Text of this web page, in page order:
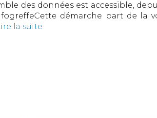
des données est accessible,
démarche part de la
la suite